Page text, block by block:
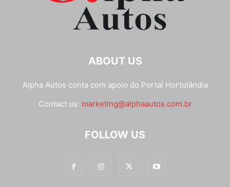
ABOUT US
Alpha Autos conta com apoio do Portal Hortolândia
Contact us: marketing@alphaautos.com.br
FOLLOW US